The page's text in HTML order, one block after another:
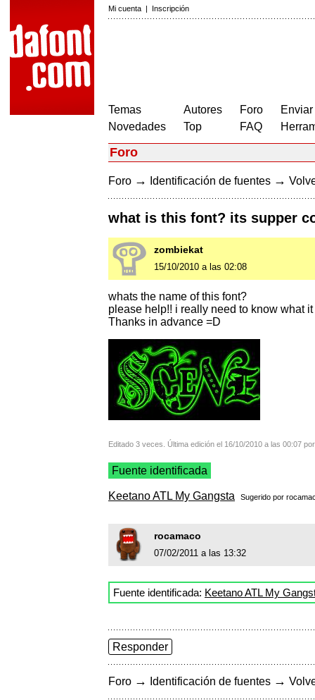
Mi cuenta | Inscripción
Temas
Novedades
Autores
Top
Foro
FAQ
Foro
Foro → Identificación de fuentes →
what is this font? its supper
zombiekat
15/10/2010 a las 02:08
whats the name of this font?
please help!! i really need to know what it
Thanks in advance =D
Editado 3 veces. Última edición el 16/10/2010 a las 00:07
Fuente identificada
Keetano ATL My Gangsta Sugerido por
rocamaco
07/02/2011 a las 13:32
Fuente identificada: Keetano ATL My
Responder
Foro → Identificación de fuentes →